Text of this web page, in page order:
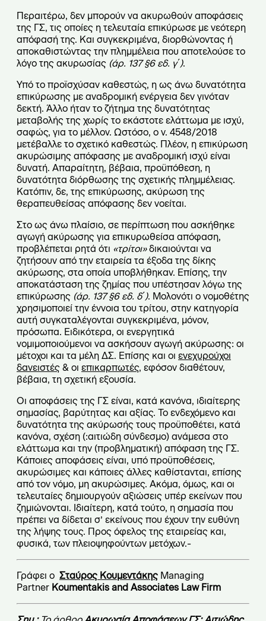
Περαιτέρω, δεν μπορούν να ακυρωθούν αποφάσεις
της ΓΣ, τις οποίες η τελευταία επικύρωσε με νεότερη
απόφασή της. Και συγκεκριμένα, διορθώνοντας ή
αποκαθιστώντας την πλημμέλεια που αποτελούσε το
λόγο της ακυρωσίας (άρ. 137§6 εδ. γ΄).
Υπό το προϊσχύσαν καθεστώς, η ως άνω δυνατότητα
επικύρωσης με αναδρομική ενέργεια δεν γινόταν
δεκτή. Άλλο ήταν το ζήτημα της δυνατότητας
μεταβολής της χωρίς το εκάστοτε ελάττωμα με ισχύ,
σαφώς, για το μέλλον. Ωστόσο, ο ν. 4548/2018
μετέβαλλε το σχετικό καθεστώς. Πλέον, η επικύρωση
ακυρώσιμης απόφασης με αναδρομική ισχύ είναι
δυνατή. Απαραίτητη, βέβαια, προϋπόθεση, η
δυνατότητα διόρθωσης της σχετικής πλημμέλειας.
Κατόπιν, δε, της επικύρωσης, ακύρωση της
θεραπευθείσας απόφασης δεν νοείται.
Στο ως άνω πλαίσιο, σε περίπτωση που ασκήθηκε
αγωγή ακύρωσης για επικυρωθείσα απόφαση,
προβλέπεται ρητά ότι «τρίτοι»δικαιούνται να
ζητήσουν από την εταιρεία τα έξοδα της δίκης
ακύρωσης, στα οποία υποβλήθηκαν. Επίσης, την
αποκατάσταση της ζημίας που υπέστησαν λόγω της
επικύρωσης (άρ. 137 §6 εδ. δ΄). Μολονότι ο νομοθέτης
χρησιμοποιεί την έννοια του τρίτου, στην κατηγορία
αυτή συγκαταλέγονται συγκεκριμένα, μόνον,
πρόσωπα. Ειδικότερα, οι ενεργητικά
νομιμοποιούμενοι να ασκήσουν αγωγή ακύρωσης: οι
μέτοχοι και τα μέλη ΔΣ. Επίσης και οι ενεχυρούχοι
δανειστές & οι επικαρπωτές, εφόσον διαθέτουν,
βέβαια, τη σχετική εξουσία.
Οι αποφάσεις της ΓΣ είναι, κατά κανόνα, ιδιαίτερης
σημασίας, βαρύτητας και αξίας. Το ενδεχόμενο και
δυνατότητα της ακύρωσής τους προϋποθέτει, κατά
κανόνα, σχέση (:αιτιώδη σύνδεσμο) ανάμεσα στο
ελάττωμα και την (προβληματική) απόφαση της ΓΣ.
Κάποιες αποφάσεις είναι, υπό προϋποθέσεις,
ακυρώσιμες και κάποιες άλλες καθίστανται, επίσης
από τον νόμο, μη ακυρώσιμες. Ακόμα, όμως, και οι
τελευταίες δημιουργούν αξιώσεις υπέρ εκείνων που
ζημιώνονται. Ιδιαίτερη, κατά τούτο, η σημασία που
πρέπει να δίδεται σ’ εκείνους που έχουν την ευθύνη
της λήψης τους. Προς όφελος της εταιρείας και,
φυσικά, των πλειοψηφούντων μετόχων.-
Γράφει ο Σταύρος Κουμεντάκης Managing
Partner Koumentakis and Associates Law Firm